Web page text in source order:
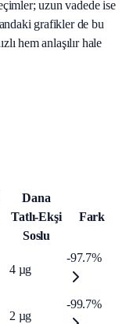
uzun vadede ise
grafikler de bu
hem anlaşılır hale
Dana
Tatlı-Ekşi
Soslu
Fark
4 µg
-97.7%
2 µg
-99.7%